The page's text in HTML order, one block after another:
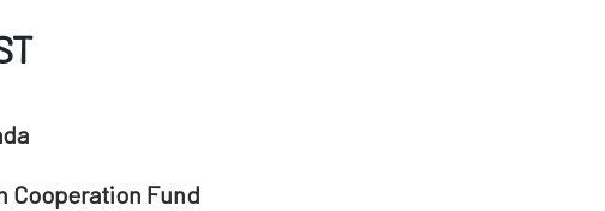
Cooperation Fund